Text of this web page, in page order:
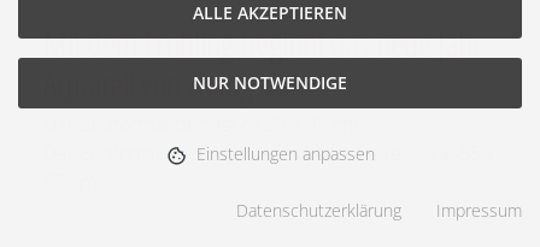
Mit dem Frühling beginnt das neue Jahr
Aquarell von Zhang Xian
Das Endformat der Aquarelle dieser Serie ist ca. 55 x
ALLE AKZEPTIEREN
NUR NOTWENDIGE
Einstellungen anpassen
Datenschutzerklärung Impressum